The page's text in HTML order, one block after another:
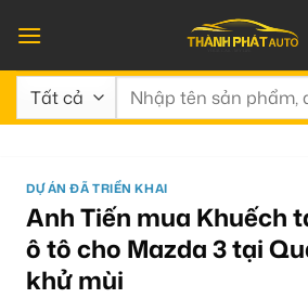
qua
nội
dung
Tìm
DỰ ÁN ĐÃ TRIỂN KHAI
Anh Tiến mua Khuếch
ô tô cho Mazda 3 tại
khử mùi